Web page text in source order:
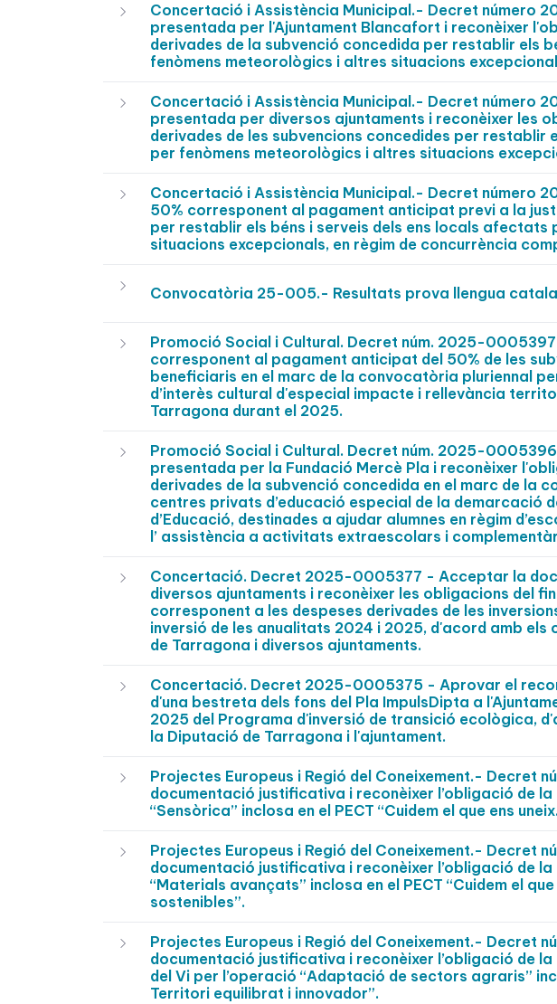
Concertació i Assistència Municipal.- Decret número
presentada per l'Ajuntament Blancafort i reconèixer
derivades de la subvenció concedida per restablir els
fenòmens meteorològics i altres situacions
Concertació i Assistència Municipal.- Decret número
presentada per diversos ajuntaments i reconèixer les
derivades de les subvencions concedides per restablir
per fenòmens meteorològics i altres situacions
Concertació i Assistència Municipal.- Decret número
50% corresponent al pagament anticipat previ a la
per restablir els béns i serveis dels ens locals
situacions excepcionals, en règim de concurrència
Convocatòria 25-005.- Resultats prova llengua
Promoció Social i Cultural. Decret núm. 2025-
corresponent al pagament anticipat del 50% de les
beneficiaris en el marc de la convocatòria pluriennal
d’interès cultural d'especial impacte i rellevància
Tarragona durant el 2025.
Promoció Social i Cultural. Decret núm. 2025-
presentada per la Fundació Mercè Pla i reconèixer
derivades de la subvenció concedida en el marc de la
centres privats d’educació especial de la demarcació
d’Educació, destinades a ajudar alumnes en règim
l’ assistència a activitats extraescolars i
Concertació. Decret 2025-0005377 - Acceptar la
diversos ajuntaments i reconèixer les obligacions del
corresponent a les despeses derivades de les
inversió de les anualitats 2024 i 2025, d'acord amb
de Tarragona i diversos ajuntaments.
Concertació. Decret 2025-0005375 - Aprovar el
d'una bestreta dels fons del Pla ImpulsDipta a
2025 del Programa d'inversió de transició ecològica,
la Diputació de Tarragona i l'ajuntament.
Projectes Europeus i Regió del Coneixement.- Decret
documentació justificativa i reconèixer l’obligació de la
“Sensòrica” inclosa en el PECT “Cuidem el que ens
Projectes Europeus i Regió del Coneixement.- Decret
documentació justificativa i reconèixer l’obligació de la
“Materials avançats” inclosa en el PECT “Cuidem el
sostenibles”.
Projectes Europeus i Regió del Coneixement.- Decret
documentació justificativa i reconèixer l’obligació de
del Vi per l’operació “Adaptació de sectors agraris”
Territori equilibrat i innovador”.